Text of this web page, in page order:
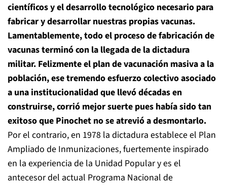
científicos y el desarrollo tecnológico necesario para
fabricar y desarrollar nuestras propias vacunas.
Lamentablemente, todo el proceso de fabricación de
vacunas terminó con la llegada de la dictadura
militar. Felizmente el plan de vacunación masiva a la
población, ese tremendo esfuerzo colectivo asociado
a una institucionalidad que llevó décadas en
construirse, corrió mejor suerte pues había sido tan
exitoso que Pinochet no se atrevió a desmontarlo.
Por el contrario, en 1978 la dictadura establece el Plan
Ampliado de Inmunizaciones, fuertemente inspirado
en la experiencia de la Unidad Popular y es el
antecesor del actual Programa Nacional de